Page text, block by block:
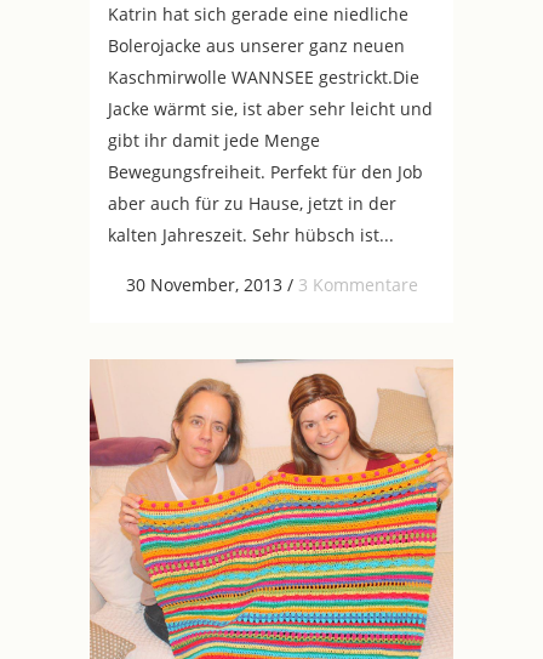
Katrin hat sich gerade eine niedliche
Bolerojacke aus unserer ganz neuen
Kaschmirwolle WANNSEE gestrickt.Die
Jacke wärmt sie, ist aber sehr leicht und
gibt ihr damit jede Menge
Bewegungsfreiheit. Perfekt für den Job
aber auch für zu Hause, jetzt in der
kalten Jahreszeit. Sehr hübsch ist...
30 November, 2013/ 3 Kommentare